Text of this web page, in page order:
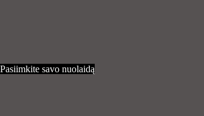
Pasiimkite savo nuolaidą